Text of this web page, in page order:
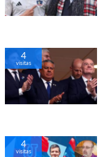
4
visitas
4
visitas